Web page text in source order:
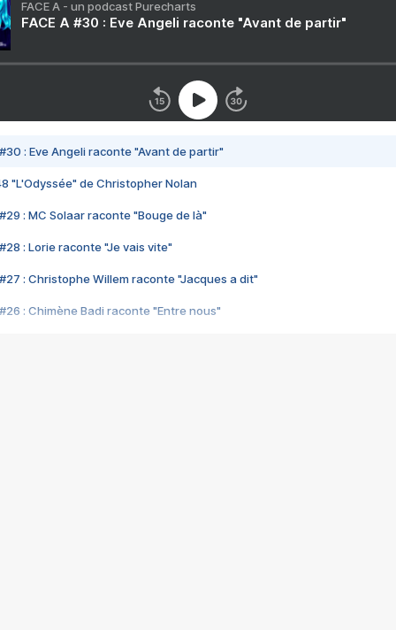
FACE A - un podcast Purecharts
FACE A #30 : Eve Angeli raconte "Avant de partir"
#30 : Eve Angeli raconte "Avant de partir"
"L'Odyssée" de Christopher Nolan
#29 : MC Solaar raconte "Bouge de là"
#28 : Lorie raconte "Je vais vite"
#27 : Christophe Willem raconte "Jacques a dit"
#26 : Chimène Badi raconte "Entre nous"